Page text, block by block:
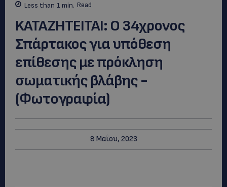
Less than 1 min. Read
KATAZΗΤΕΙTAI: O 34χρονος
Σπάρτακος για υπόθεση
επίθεσης με πρόκληση
σωματικής βλάβης -
(Φωτογραφία)
8 Μαΐου, 2023